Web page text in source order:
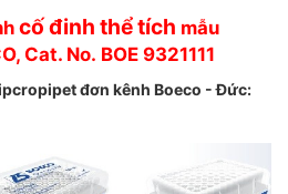
cố đinh thể tích mẫu
Cat. No. BOE 9321111
đơn kênh Boeco - Đức: